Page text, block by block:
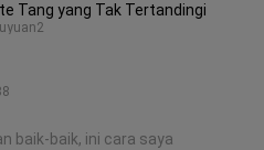
Tang yang Tak Tertandingi
baik-baik, ini cara saya